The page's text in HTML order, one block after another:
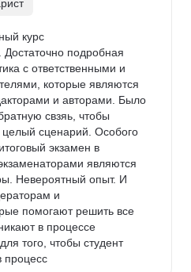
курс
подробная
с ответственными и
которые являются
и авторами. Было
свзяь, чтобы
целый сценарий. Особого
экзамен в
являются
Невероятный опыт. И
и
помогают решить все
в процессе
того, чтобы студент
процесс